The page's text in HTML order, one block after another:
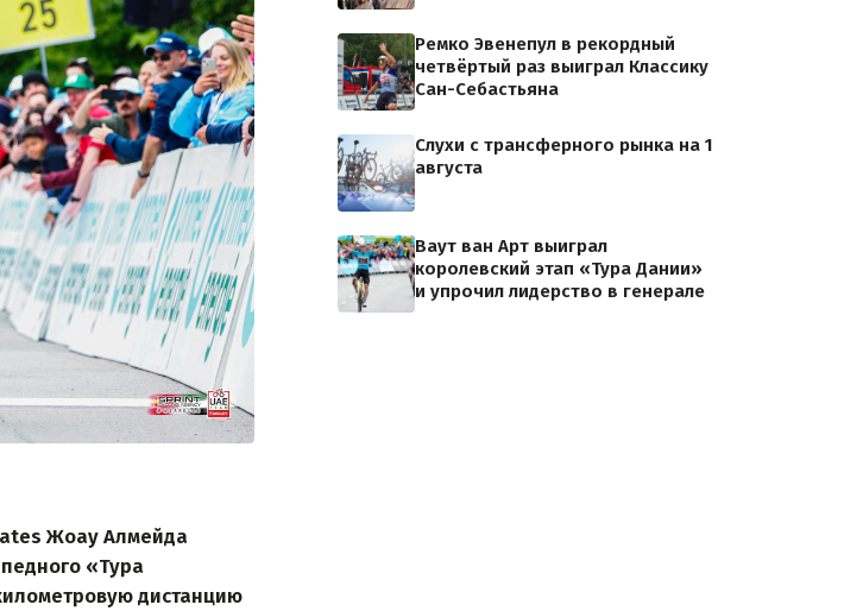
Жоау Алмейда
«Тура
дистанцию
Ремко Эвенепул в рекордный
четвёртый раз выиграл Классику
Сан-Себастьяна
Слухи с трансферного рынка на 1
августа
Ваут ван Арт выиграл
королевский этап «Тура Дании»
и упрочил лидерство в генерале